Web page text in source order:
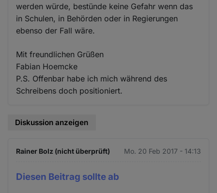
werden würde, bestünde keine Gefahr wenn das
in Schulen, in Behörden oder in Regierungen
ebenso der Fall wäre.
Mit freundlichen Grüßen
Fabian Hoemcke
P.S. Offenbar habe ich mich während des
Schreibens doch positioniert.
Diskussion anzeigen
Rainer Bolz (nicht überprüft) Mo. 20 Feb 2017 - 14:13
Diesen Beitrag sollte ab